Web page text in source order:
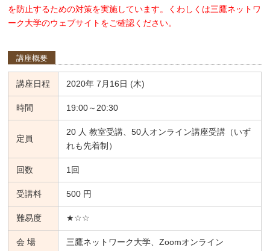
を防止するための対策を実施しています。くわしくは三鷹ネットワ
ーク大学のウェブサイトをご確認ください。
講座概要
講座日程 2020年 7月16日 (木)
時間 19:00～20:30
定員
20 人 教室受講、50人オンライン講座受講（いず
れも先着制）
回数 1回
受講料 500 円
難易度 ★☆☆
会 場 三鷹ネットワーク大学、Zoomオンライン